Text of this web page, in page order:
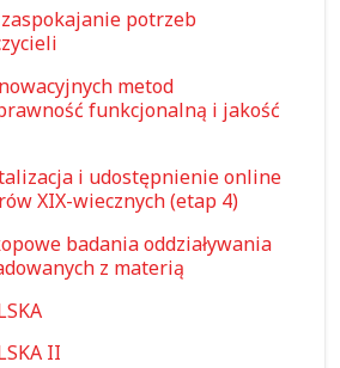
potrzeb
metod
funkcjonalną i jakość
i udostępnienie online
XIX-wiecznych (etap 4)
badania oddziaływania
z materią
II